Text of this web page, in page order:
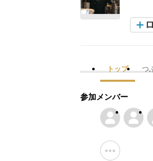
トップ つ
参加メンバー